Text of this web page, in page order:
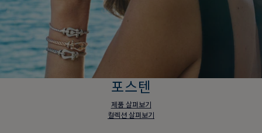
포스텐
제품 살펴보기
컬렉션 살펴보기